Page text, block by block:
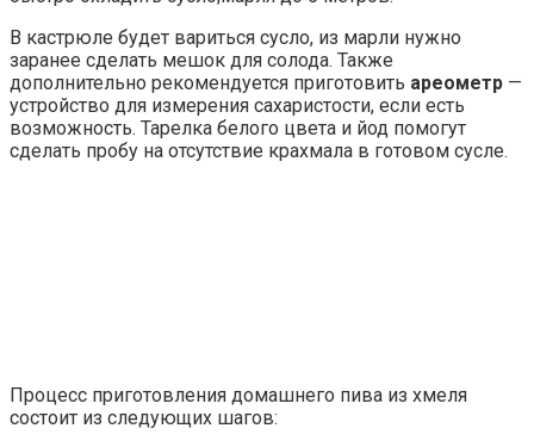
В кастрюле будет вариться сусло, из марли нужно
заранее сделать мешок для солода. Также
дополнительно рекомендуется приготовить ареометр —
устройство для измерения сахаристости, если есть
возможность. Тарелка белого цвета и йод помогут
сделать пробу на отсутствие крахмала в готовом сусле.
Процесс приготовления домашнего пива из хмеля
состоит из следующих шагов: